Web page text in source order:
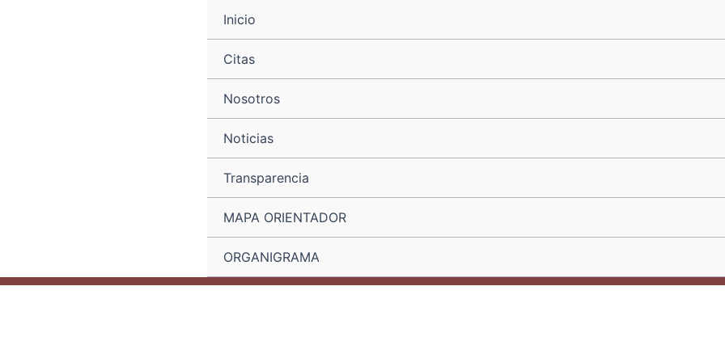
Inicio
Citas
Nosotros
Noticias
Transparencia
MAPA ORIENTADOR
ORGANIGRAMA